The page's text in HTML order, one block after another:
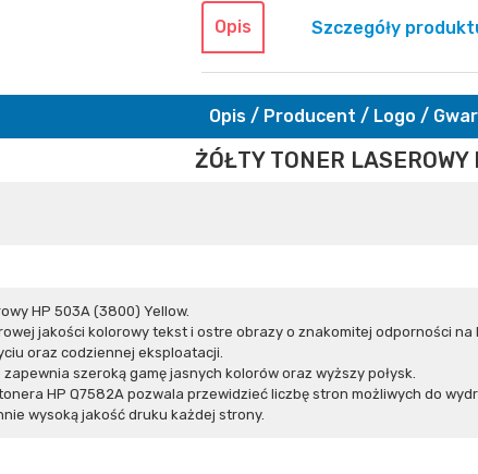
Opis Szczegóły
Opis / Producent / Logo /
ŻÓŁTY TONER
HP 503A (3800) Yellow.
jakości kolorowy tekst i ostre obrazy o znakomitej odporności na
oraz codziennej eksploatacji.
zapewnia szeroką gamę jasnych kolorów oraz wyższy połysk.
HP Q7582A pozwala przewidzieć liczbę stron możliwych do
wysoką jakość druku każdej strony.